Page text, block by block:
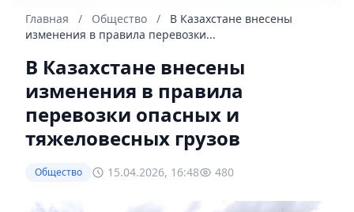
Главная / Общество /
В Казахстане внесены
изменения в правила перевозки...
В Казахстане внесены
изменения в правила
перевозки опасных и
тяжеловесных грузов
Общество 15.04.2026, 16:48 480